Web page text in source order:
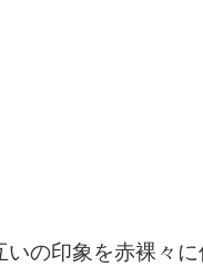
の印象を赤裸々に